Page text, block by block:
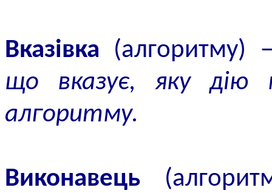
Вказівка
що вказує, яку дію
алгоритму.
Виконавець